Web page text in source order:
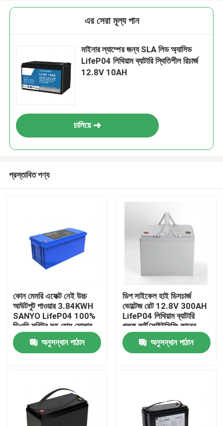
ভিডিও
এর সেরা মূল্য পান
মাইনার ল্যাম্পের জন্য SLA লিড অ্যাসিড
LifeP04 লিথিয়াম ব্যাটারি স্থিতিশীল রিচার্জ
12.8V 10AH
চালিয়ে
প্রস্তাবিত পণ্য
কোন মেমরি এফেক্ট নেই উচ্চ
আউটপুট পাওয়ার 3.84KWH
SANYO LifeP04 100%
ডিওডি মনিটর সহ হোম সোলার
স্টোরেজ ব্যাকআপ সিস্টেমগুলির
জন্য
অনুসন্ধান পাঠান
ডিপ সাইকেল হাই ডিসচার্জ
ভোল্টেজ রেট 12.8V 300AH
LifeP04 লিথিয়াম ব্যাটারি
গলফ কার্ট/সাইটসিয়িং কারের
জন্য BMS-এ নির্মিত
অনুসন্ধান পাঠান